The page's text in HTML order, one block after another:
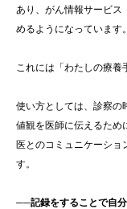
あり、がん情報サービス
めるようになっています。
これには「わたしの療養
使い方としては、診察の
値観を医師に伝えるため
医とのコミュニケーショ
す。
──記録をすることで自